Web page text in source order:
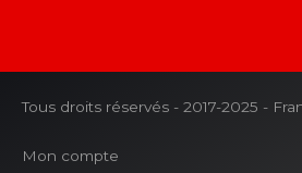
Tous droits réservés - 2017-2025 -
Mon compte